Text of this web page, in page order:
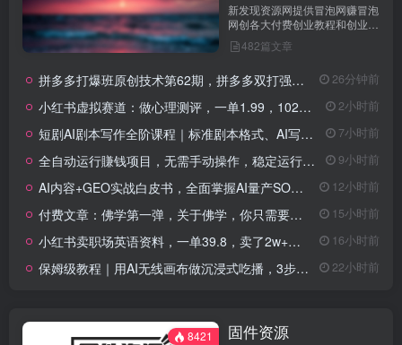
新发现资源网提供冒泡网赚冒泡
网创各大付费创业教程和创业项
目，★每日更新★知识付费VIP
创业课程包含自媒体，拼多多，
短视频抖音快手等，创业就找新
482篇文章
拼多多打爆班原创技术第62期，拼多多双打强付费，原创起店技术，稳权重高投产 26分钟前
小红书虚拟赛道：做心理测评，一单1.99，102天卖了2.4w+份，月到手1w+ 2小时前
短剧AI剧本写作全阶课程｜标准剧本格式、AI写剧指令、投稿过稿技巧、网文改编、主线剧情把控、审稿避坑全套实操教学 7小时前
全自动运行賺钱项目，无需手动操作，稳定运行长期可做，新手副业首选 9小时前
AI内容+GEO实战白皮书，全面掌握AI量产SOP与GEO分发机制【文档】 12小时前
付费文章：佛学第一弹，关于佛学，你只需要记住四个字 15小时前
小红书卖职场英语资料，一单39.8，卖了2w+份，新手可快速上手 16小时前
保姆级教程｜用AI无线画布做沉浸式吃播，3步直接出片，无线画布工作流，操作简单好上手 22小时前
8421 固件资源